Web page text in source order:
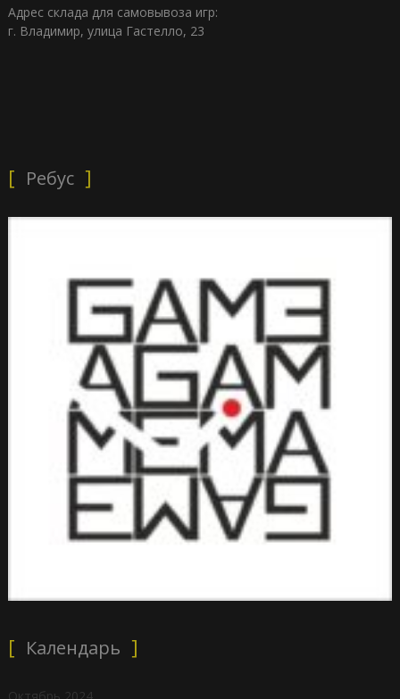
Адрес склада для самовывоза игр:
г. Владимир, улица Гастелло, 23
Ребус
Календарь